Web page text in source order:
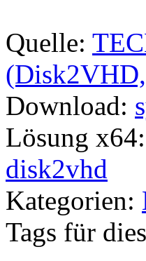
Quelle:
Download:
Lösung x64:
disk2vhd
Kategorien:
Tags für